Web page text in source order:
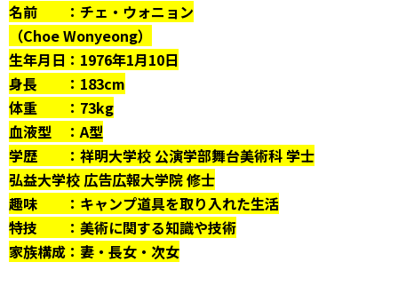
名前 ：チェ・ウォニョン
（Choe Wonyeong）
生年月日：1976年1月10日
身長 ：183cm
体重 ：73kg
血液型 ：A型
学歴 ：祥明大学校 公演学部舞台美術科 学士
弘益大学校 広告広報大学院 修士
趣味 ：キャンプ道具を取り入れた生活
特技 ：美術に関する知識や技術
家族構成：妻・長女・次女